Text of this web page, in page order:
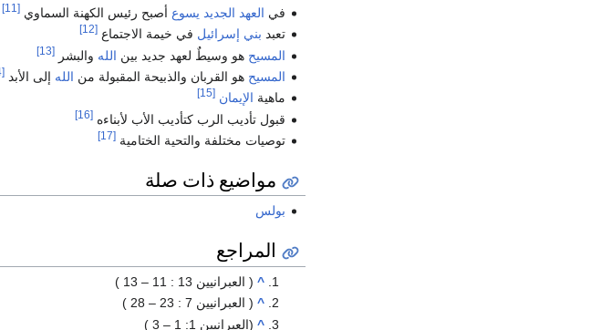
في العهد الجديد يسوع أصبح رئيس الكهنة السماوي[11]
تعبد بني إسرائيل في خيمة الاجتماع[12]
المسيح هو وسيطٌ لعهد جديد بين الله والبشر[13]
المسيح هو القربان والذبيحة المقبولة من الله إلى الأبد[14]
ماهية الإيمان [15]
قبول تأديب الرب كتأديب الأب لأبناءه[16]
توصيات مختلفة والتحية الختامية[17]
مواضيع ذات صلة
بولس
المراجع
^ ( العبرانيين 13 : 11 – 13 )
^ ( العبرانيين 7 : 23 – 28 )
^ (العبرانيين 1: 1 – 3 )